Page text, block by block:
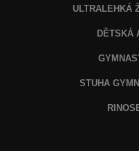
ULTRALEHKÁ
DĚTSKÁ
STUHA